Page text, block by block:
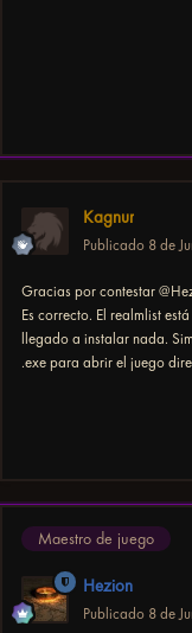
Kagnur
Publicado 8 de
Gracias por contestar @
Es correcto. El realmlist
llegado a instalar nada.
.exe para abrir el juego
Maestro de juego
Hezion
Publicado 8 de